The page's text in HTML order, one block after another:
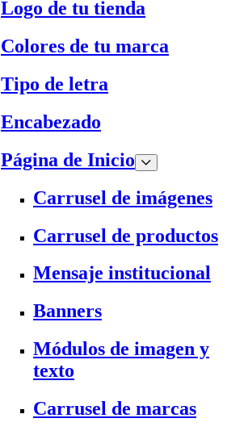
Logo de tu tienda
Colores de tu marca
Tipo de letra
Encabezado
Página de Inicio
Carrusel de imágenes
Carrusel de productos
Mensaje institucional
Banners
Módulos de imagen y
texto
Carrusel de marcas